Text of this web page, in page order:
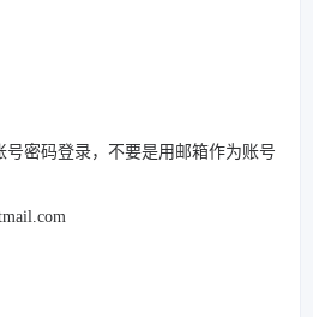
号密码登录，不要是用邮箱作为账号